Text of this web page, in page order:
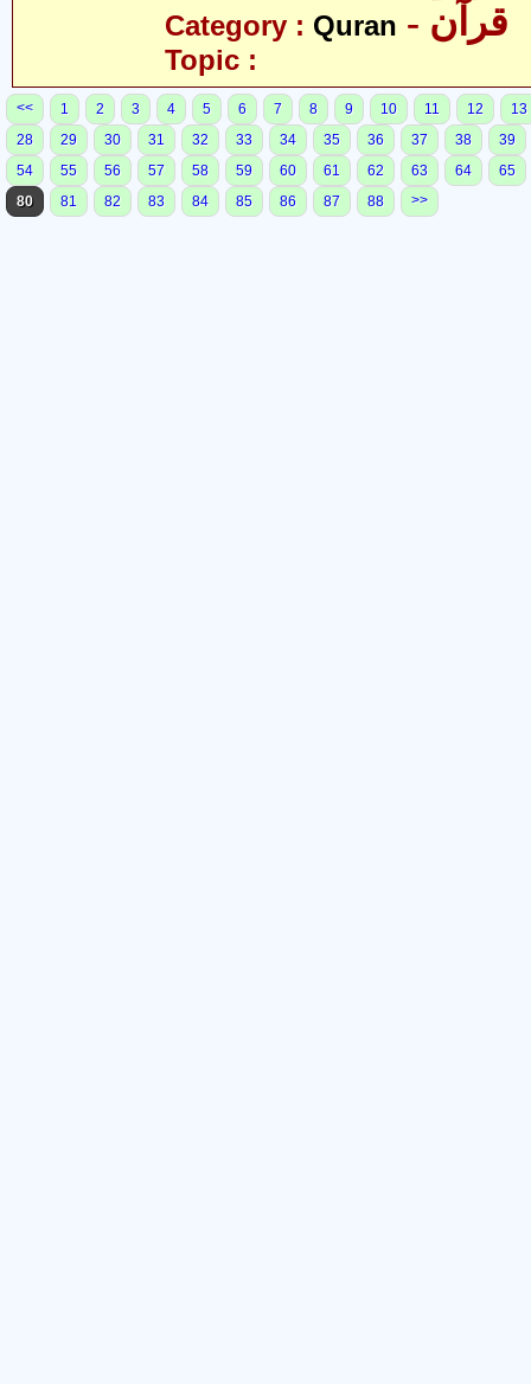
Category : Quran - قرآن
Topic :
<< 1 2 3 4 5 6 7 8 9 10 11 12
13
28
29 30 31 32 33 34 35 36 37 38
39
54
55 56 57 58 59 60 61 62 63 64
65
80
81 82 83 84 85 86 87 88 >>